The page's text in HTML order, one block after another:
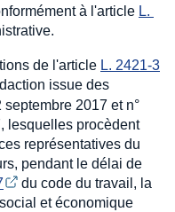
à l'article L.
de l'article L. 2421-3
issue des
2017 et n°
lesquelles procèdent
représentatives du
pendant le délai de
du code du travail, la
et économique